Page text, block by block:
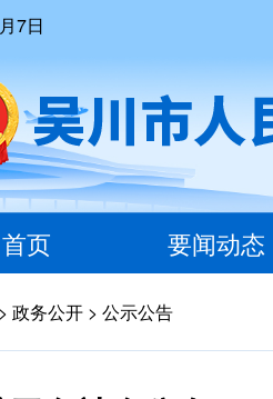
7日
首页 要闻动态
> 政务公开 > 公示公告